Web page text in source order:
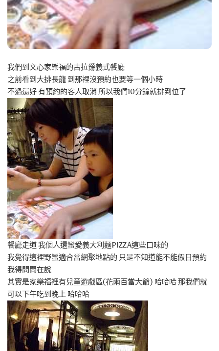
我們到文心家樂福的古拉爵義式餐廳
之前看到大排長龍 到那裡沒預約也要等一個小時
不過還好 有預約的客人取消 所以我們10分鐘就排到位了
餐廳走道 我個人還蠻愛義大利麵PIZZA這些口味的
我覺得這裡野蠻適合當網聚地點的 只是不知道能不能假日預約
我得問問在說
其實是家樂福裡有兒童遊戲區(花兩百當大爺) 哈哈哈 那我們就
可以下午吃到晚上 哈哈哈